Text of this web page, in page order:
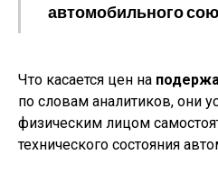
автомобильного
Что касается цен на
по словам аналитиков, они
физическим лицом
технического состояния